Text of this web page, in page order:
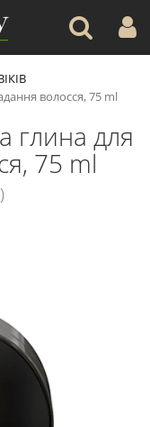
волосся, 75 ml
для
75 ml